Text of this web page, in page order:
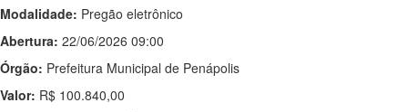
Modalidade: Pregão eletrônico
Abertura: 22/06/2026 09:00
Órgão: Prefeitura Municipal de Penápolis
Valor: R$ 100.840,00